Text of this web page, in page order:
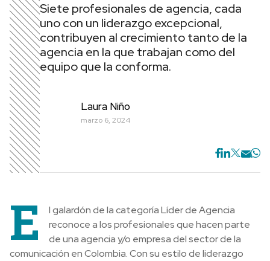
Siete profesionales de agencia, cada
uno con un liderazgo excepcional,
contribuyen al crecimiento tanto de la
agencia en la que trabajan como del
equipo que la conforma.
Laura Niño
marzo 6, 2024
E
l galardón de la categoría Líder de Agencia
reconoce a los profesionales que hacen parte
de una agencia y/o empresa del sector de la
comunicación en Colombia. Con su estilo de liderazgo